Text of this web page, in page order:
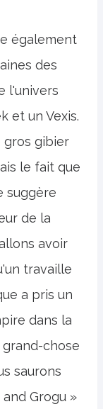
également
des
l'univers
et un Vexis.
gros gibier
le fait que
suggère
de la
avoir
travaille
a pris un
dans la
chose
saurons
Grogu »